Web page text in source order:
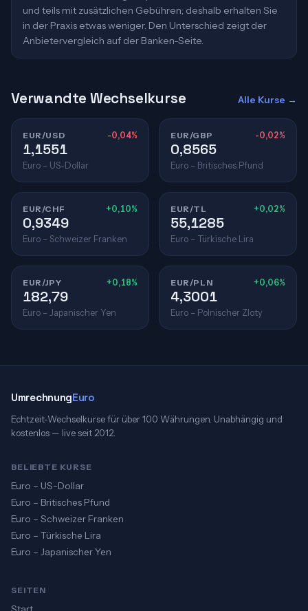
und teils mit zusätzlichen Gebühren; deshalb erhalten Sie
in der Praxis etwas weniger. Den Unterschied zeigt der
Anbietervergleich auf der Banken-Seite.
Verwandte Wechselkurse Alle Kurse →
EUR/USD -0,04%
1,1551
Euro – US-Dollar
EUR/GBP -0,02%
0,8565
Euro – Britisches Pfund
EUR/CHF +0,10%
0,9349
Euro – Schweizer Franken
EUR/TL +0,02%
55,1285
Euro – Türkische Lira
EUR/JPY +0,18%
182,79
Euro – Japanischer Yen
EUR/PLN +0,06%
4,3001
Euro – Polnischer Zloty
UmrechnungEuro
Echtzeit-Wechselkurse für über 100 Währungen. Unabhängig und
kostenlos — live seit 2012.
BELIEBTE KURSE
Euro – US-Dollar
Euro – Britisches Pfund
Euro – Schweizer Franken
Euro – Türkische Lira
Euro – Japanischer Yen
SEITEN